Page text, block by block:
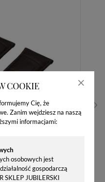
COOKIE
Cię, że
Zanim wejdziesz na naszą
informacjami:
osobowych jest
gospodarczą
SKLEP JUBILERSKI